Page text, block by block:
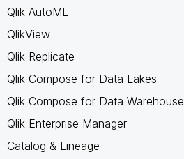
Qlik AutoML
QlikView
Qlik Replicate
Qlik Compose for Data Lakes
Qlik Compose for Data Warehouse
Qlik Enterprise Manager
Catalog & Lineage